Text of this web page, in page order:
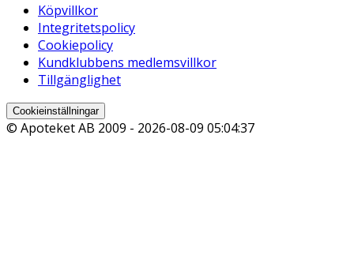
Köpvillkor
Integritetspolicy
Cookiepolicy
Kundklubbens medlemsvillkor
Tillgänglighet
Cookieinställningar
© Apoteket AB 2009 - 2026-08-09 05:04:37